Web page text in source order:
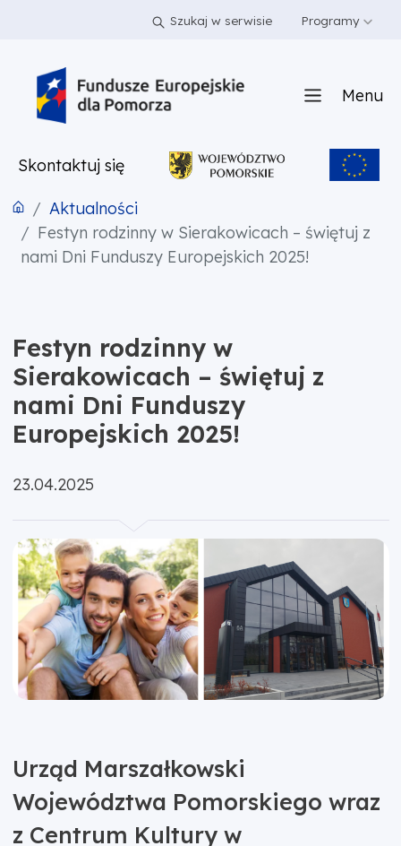
PRZEJDŹ DO TREŚCI Szukaj w serwisie Programy
Menu
Skontaktuj się
Aktualności
Festyn rodzinny w Sierakowicach – świętuj z
nami Dni Funduszy Europejskich 2025!
Festyn rodzinny w
Sierakowicach – świętuj z
nami Dni Funduszy
Europejskich 2025!
Opublikowano:
23.04.2025
Urząd Marszałkowski
Województwa Pomorskiego wraz
z Centrum Kultury w